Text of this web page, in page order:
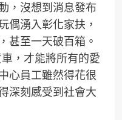
，沒想到消息發布
偶湧入彰化家扶，
甚至一天破百箱。
，才能將所有的愛
心員工雖然得花很
深刻感受到社會大